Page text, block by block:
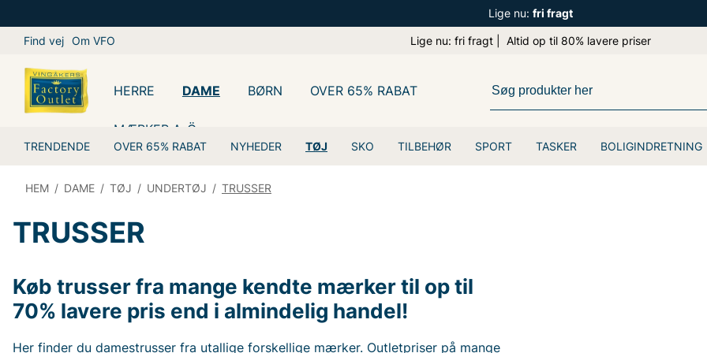
Lige nu: fri fragt
Find vej Om VFO Lige nu: fri fragt | Altid op til 80% lavere priser
HERRE DAME
TRENDENDE OVER 65% RABAT NYHEDER TØJ SKO TILBEHØR SPORT TASKER BOLIGINDRETNING
BØRN OVER 65% RABAT
MÆRKER A-Ö
HEM / DAME / TØJ / UNDERTØJ / TRUSSER
TRUSSER
Køb trusser fra mange kendte mærker til op til
70% lavere pris end i almindelig handel!
Her finder du damestrusser fra utallige forskellige mærker. Outletpriser på mange